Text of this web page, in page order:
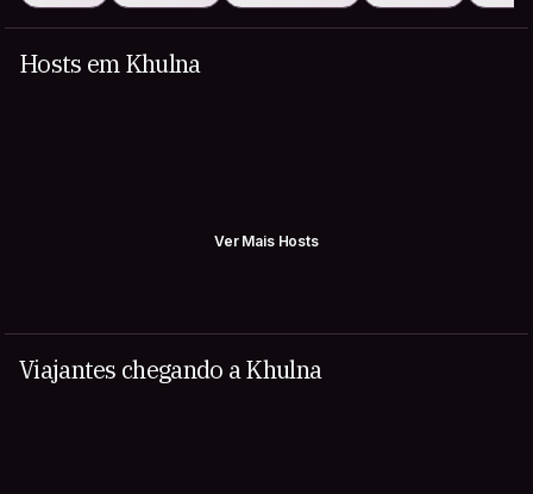
Hosts em Khulna
Ver Mais Hosts
Viajantes chegando a Khulna